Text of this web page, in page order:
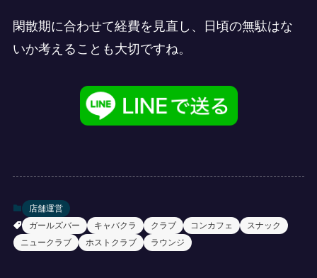
閑散期に合わせて経費を見直し、日頃の無駄はな
いか考えることも大切ですね。
店舗運営
ガールズバー
キャバクラ クラブ コンカフェ
スナック
ニュークラブ
ホストクラブ ラウンジ